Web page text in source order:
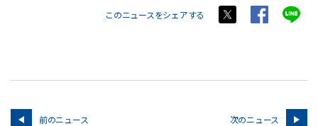
このニュースをシェアする
前のニュース 次のニュース